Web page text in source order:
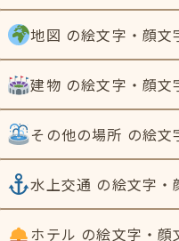
地図 の絵文字・顔文
建物 の絵文字・顔文
その他の場所 の絵
水上交通 の絵文字・
ホテル の絵文字・顔